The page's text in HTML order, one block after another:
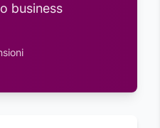
business